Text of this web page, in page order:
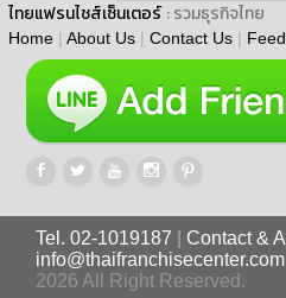
ไทยแฟรนไชส์เซ็นเตอร์ : รวมธุรกิจไทย
Home | About Us | Contact Us |
Tel. 02-1019187
Contact &
info@thaifranchisecenter.com
2026 All Right Reserved.